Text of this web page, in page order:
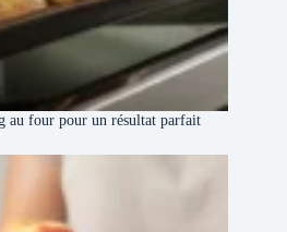
au four pour un résultat parfait